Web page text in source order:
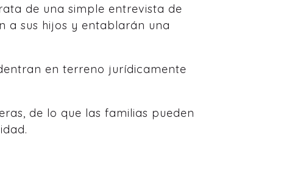
de una simple entrevista de
a sus hijos y entablarán una
en terreno jurídicamente
de lo que las familias pueden